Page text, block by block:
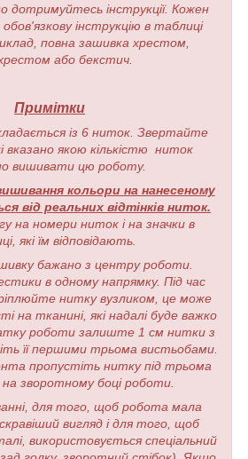
дотримуйтесь інструкції. Кожен
інструкцію в таблиці
повна зашивка хрестом,
або бекстич.
Примітки
із 6 ниток. Звертайте
вказано якою кількістю ниток
вишивати цю роботу.
кольори на нанесеному
від реальних відтінків ниток.
на номери ниток і на значки в
які їм відповідають.
бажано з центру роботи.
в одному напрямку. Під час
нитку вузликом, це може
на тканині, які надалі буде важко
роботи залиште 1 см нитки з
її першими трьома вистьобами.
пропустіть нитку під трьома
зворотному боці роботи.
для того, щоб робота мала
вигляд і для того, щоб
використовується спеціальний